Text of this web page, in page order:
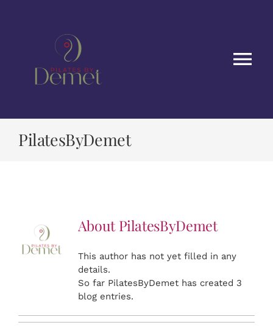
Sınıflar
PilatesByDemet
AboutPilatesByDemet
This author has not yet filled in any
details.
So far PilatesByDemet has created 3
blog entries.